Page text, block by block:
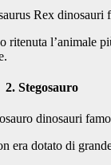
ritenuta l’animale
2. Stegosauro
dotato di